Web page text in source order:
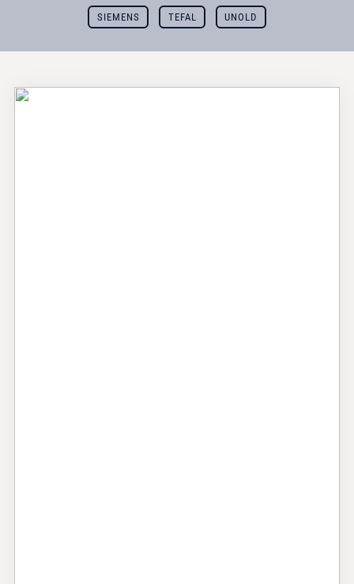
SIEMENS TEFAL UNOLD